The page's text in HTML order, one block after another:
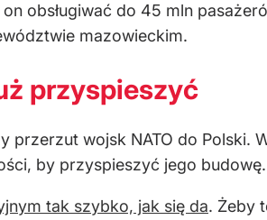
obsługiwać do 45 mln
mazowieckim.
przyspieszyć
przerzut wojsk NATO do Polski.
by przyspieszyć jego budowę.
tak szybko, jak się da. Żeby